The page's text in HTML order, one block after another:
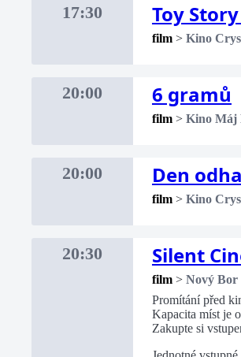
17:30 Toy
film > Kino
20:00 6 gramů
film > Kino Máj
20:00 Den
film > Kino
20:30 Silent
film > Nový Bor
Promítání před
Kapacita míst je
Zakupte si